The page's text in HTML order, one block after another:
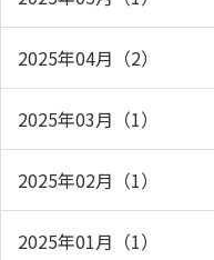
2025年04月（2）
2025年03月（1）
2025年02月（1）
2025年01月（1）